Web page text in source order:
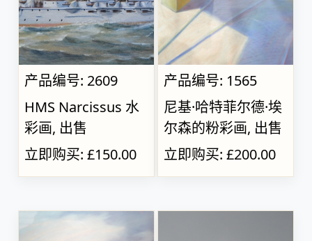
产品编号: 2609
HMS Narcissus 水
彩画, 出售
立即购买: £150.00
产品编号: 1565
尼基·哈特菲尔德·埃
尔森的粉彩画, 出售
立即购买: £200.00